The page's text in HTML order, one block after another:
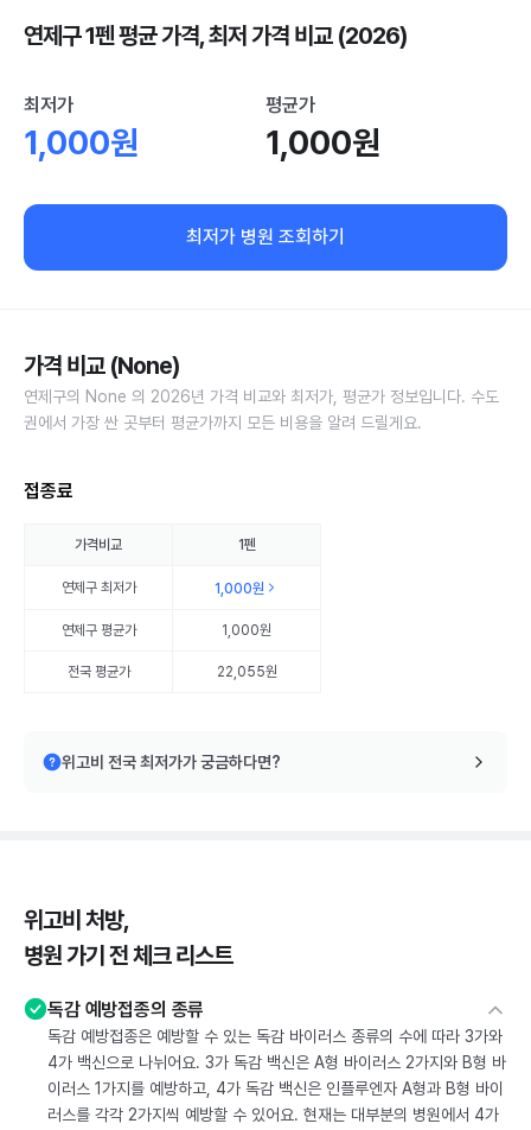
연제구 1펜 평균 가격, 최저 가격 비교 (2026)
최저가
1,000원
평균가
1,000원
최저가 병원 조회하기
가격 비교 (None)
연제구의 None 의 2026년 가격 비교와 최저가, 평균가 정보입니다. 수도
권에서 가장 싼 곳부터 평균가까지 모든 비용을 알려 드릴게요.
접종료
가격비교 1펜
연제구최저가 1,000원
연제구평균가 1,000원
전국 평균가 22,055원
위고비 전국 최저가가 궁금하다면?
위고비 처방,
병원 가기 전 체크 리스트
독감 예방접종의 종류
독감 예방접종은 예방할 수 있는 독감 바이러스 종류의 수에 따라 3가와
4가 백신으로 나뉘어요. 3가 독감 백신은 A형 바이러스 2가지와 B형 바
이러스 1가지를 예방하고, 4가 독감 백신은 인플루엔자 A형과 B형 바이
러스를 각각 2가지씩 예방할 수 있어요. 현재는 대부분의 병원에서 4가